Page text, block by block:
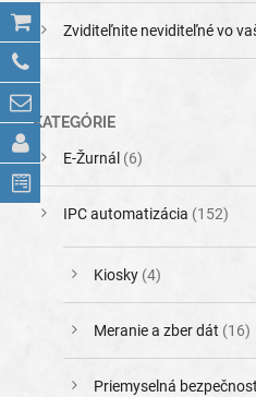
Zviditeľnite neviditeľné vo
KATEGÓRIE
E-Žurnál (6)
IPC automatizácia (152)
Kiosky (4)
Meranie a zber dát (16)
Priemyselná